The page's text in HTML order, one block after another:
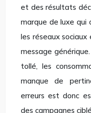
et des résultats
marque de luxe qui
les réseaux sociaux
message
tollé, les
manque de
erreurs est donc
des campagnes